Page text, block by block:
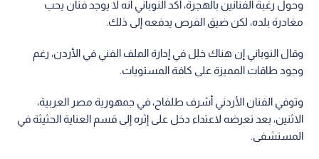
وحول رغبة الفنانين بالهجرة، أكد النوباني أنه لا يوجد فنان يحب
مغادرة بلده، لكن ضيق الفرص يدفعه إلى ذلك.
وقال النوباني إن هناك خلل في إدارة الملف الفني في الأردن، رغم
وجود طاقات المميزة على كافة المستويات.
وتوفي الفنان الأردني أشرف طلفاح، في جمهورية مصر العربية،
الاثنين، بعد تعرضه لاعتداء دخل على إثره إلى قسم العناية الحثيثة في
المستشفى.